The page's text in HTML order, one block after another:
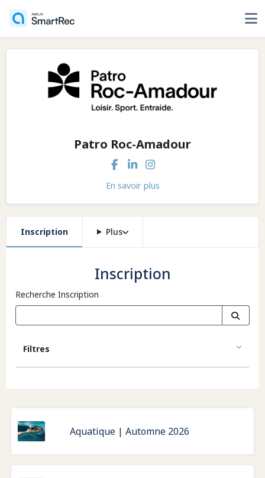
Patro Roc-Amadour
En savoir plus
Inscription Plus
Inscription
Recherche Inscription
Filtres
Aquatique | Automne 2026